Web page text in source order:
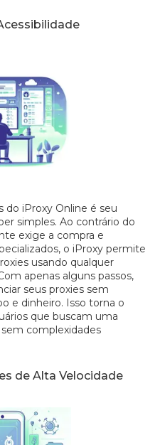
do iProxy Online é seu
simples. Ao contrário do
exige a compra e
o iProxy permite
usando qualquer
apenas alguns passos,
seus proxies sem
e dinheiro. Isso torna o
que buscam uma
complexidades
de Alta Velocidade